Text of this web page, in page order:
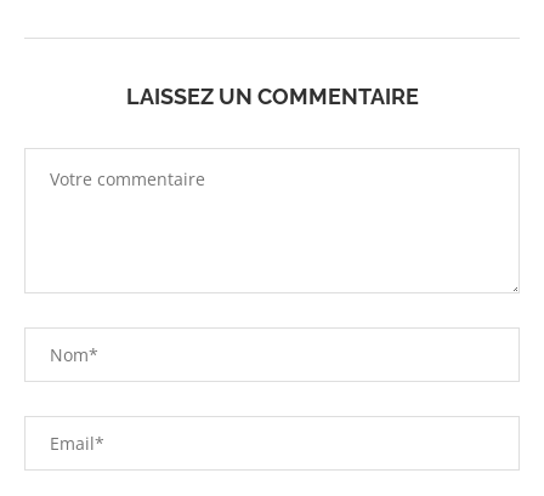
LAISSEZ UN COMMENTAIRE